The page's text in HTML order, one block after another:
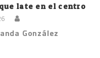
late en el centro
González